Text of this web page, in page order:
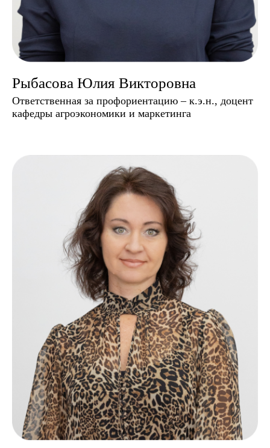
Рыбасова Юлия Викторовна
Ответственная за профориентацию – к.э.н., доцент
кафедры агроэкономики и маркетинга